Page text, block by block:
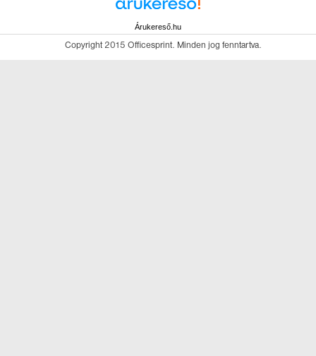
Árukereső.hu
Copyright 2015 Officesprint. Minden jog fenntartva.